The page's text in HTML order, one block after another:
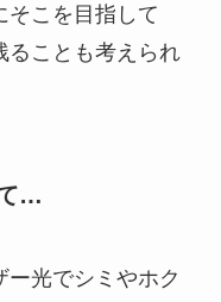
そこを目指して
ることも考えられ
…
ー光でシミやホク